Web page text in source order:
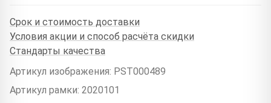
Срок и стоимость доставки
Условия акции и способ расчёта скидки
Стандарты качества
Артикул изображения: PST000489
Артикул рамки: 2020101